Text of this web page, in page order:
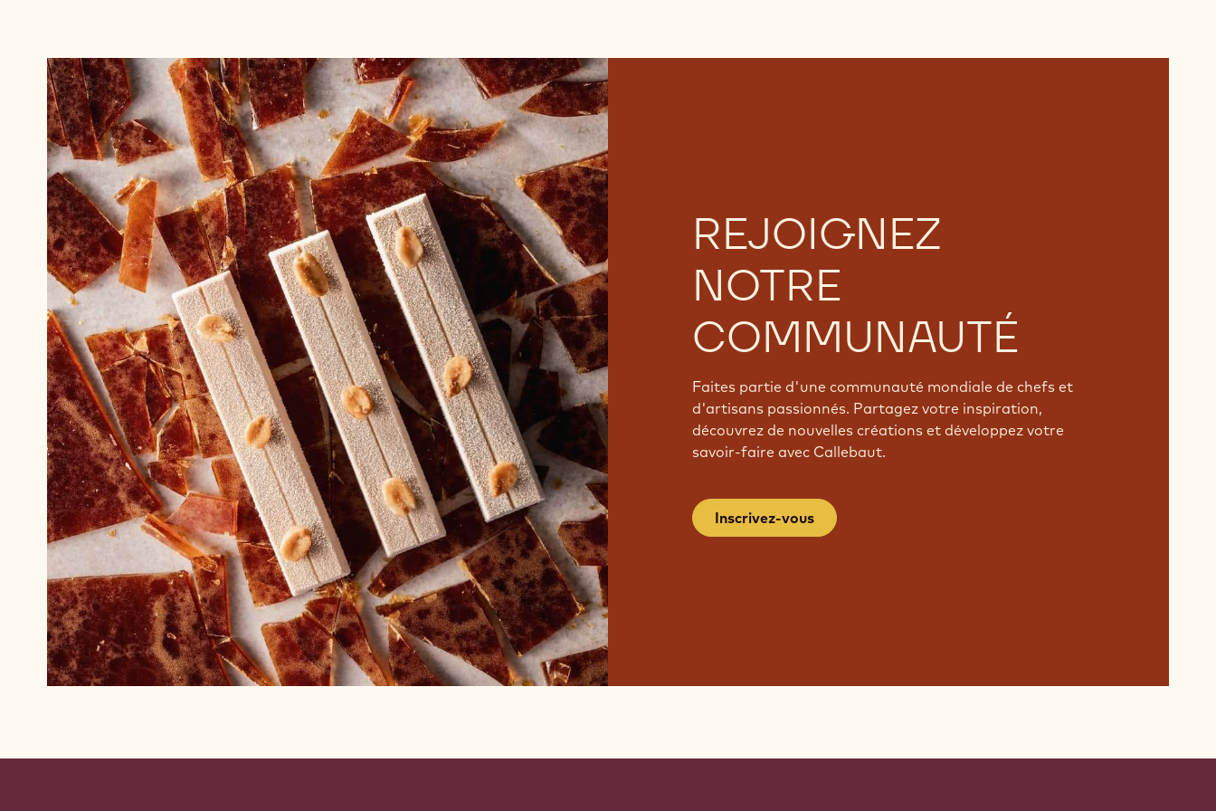
REJOIGNEZ
NOTRE
COMMUNAUTÉ
Faites partie d'une communauté mondiale de chefs et
d'artisans passionnés. Partagez votre inspiration,
découvrez de nouvelles créations et développez votre
savoir-faire avec Callebaut.
Inscrivez-vous